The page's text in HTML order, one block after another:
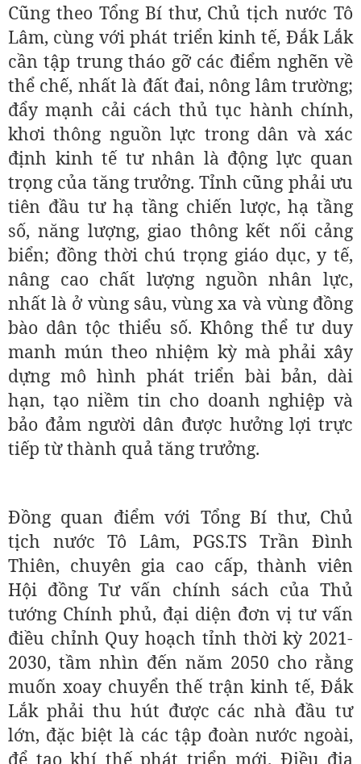
Cũng theo Tổng Bí thư, Chủ tịch nước Tô
Lâm, cùng với phát triển kinh tế, Đắk Lắk
cần tập trung tháo gỡ các điểm nghẽn về
thể chế, nhất là đất đai, nông lâm trường;
đẩy mạnh cải cách thủ tục hành chính,
khơi thông nguồn lực trong dân và xác
định kinh tế tư nhân là động lực quan
trọng của tăng trưởng. Tỉnh cũng phải ưu
tiên đầu tư hạ tầng chiến lược, hạ tầng
số, năng lượng, giao thông kết nối cảng
biển; đồng thời chú trọng giáo dục, y tế,
nâng cao chất lượng nguồn nhân lực,
nhất là ở vùng sâu, vùng xa và vùng đồng
bào dân tộc thiểu số. Không thể tư duy
manh mún theo nhiệm kỳ mà phải xây
dựng mô hình phát triển bài bản, dài
hạn, tạo niềm tin cho doanh nghiệp và
bảo đảm người dân được hưởng lợi trực
tiếp từ thành quả tăng trưởng.
Đồng quan điểm với Tổng Bí thư, Chủ
tịch nước Tô Lâm, PGS.TS Trần Đình
Thiên, chuyên gia cao cấp, thành viên
Hội đồng Tư vấn chính sách của Thủ
tướng Chính phủ, đại diện đơn vị tư vấn
điều chỉnh Quy hoạch tỉnh thời kỳ 2021-
2030, tầm nhìn đến năm 2050 cho rằng
muốn xoay chuyển thế trận kinh tế, Đắk
Lắk phải thu hút được các nhà đầu tư
lớn, đặc biệt là các tập đoàn nước ngoài,
để tạo khí thế phát triển mới. Điều địa